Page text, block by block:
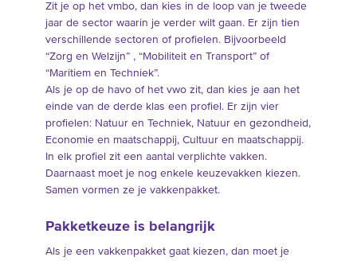
Zit je op het vmbo, dan kies in de loop van je tweede
jaar de sector waarin je verder wilt gaan. Er zijn tien
verschillende sectoren of profielen. Bijvoorbeeld
“Zorg en Welzijn” , “Mobiliteit en Transport” of
“Maritiem en Techniek”.
Als je op de havo of het vwo zit, dan kies je aan het
einde van de derde klas een profiel. Er zijn vier
profielen: Natuur en Techniek, Natuur en gezondheid,
Economie en maatschappij, Cultuur en maatschappij.
In elk profiel zit een aantal verplichte vakken.
Daarnaast moet je nog enkele keuzevakken kiezen.
Samen vormen ze je vakkenpakket.
Pakketkeuze is belangrijk
Als je een vakkenpakket gaat kiezen, dan moet je